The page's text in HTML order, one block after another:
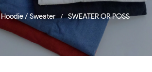
Hoodie / Sweater / SWEATER OR POSS